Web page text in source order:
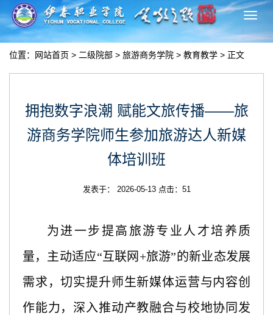
切
换
位置： 网站首页 > 二级院部 > 旅游商务学院 > 教育教学 > 正文
拥抱数字浪潮 赋能文旅传播——旅
游商务学院师生参加旅游达人新媒
体培训班
发表于： 2026-05-13 点击： 51
为进一步提高 旅游专业人才培养质
量，主动适应“互联网+旅游”的新业态发展
需求，切实提升师生新媒体运营与内容创
作能力，深入推动产教融合与校地协同发